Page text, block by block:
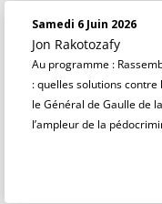
Samedi 6 Juin 2026
Jon Rakotozafy
Au programme :
: quelles solutions
le Général de Gaulle de
l’ampleur de la